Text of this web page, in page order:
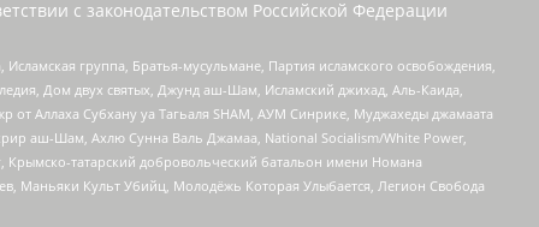
с законодательством Российской Федерации
группа, Братья-мусульмане, Партия исламского освобождения,
Дом двух святых, Джунд аш-Шам, Исламский джихад, Аль-Каида,
Аллаха Субхану уа Тагьаля SHAM, АУМ Синрике, Муджахеды джамаата
аш-Шам, Ахлю Сунна Валь Джамаа, National Socialism/White Power,
Крымско-татарский добровольческий батальон имени Номана
Маньяки Культ Убийц, Молодёжь Которая Улыбается, Легион Свобода